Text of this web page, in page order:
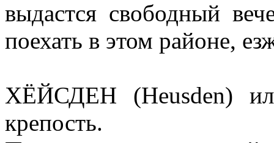
выдастся свободный
поехать в этом районе,
ХЁЙСДЕН (Heusden)
крепость.